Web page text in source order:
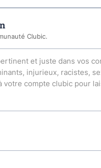
Clubic.